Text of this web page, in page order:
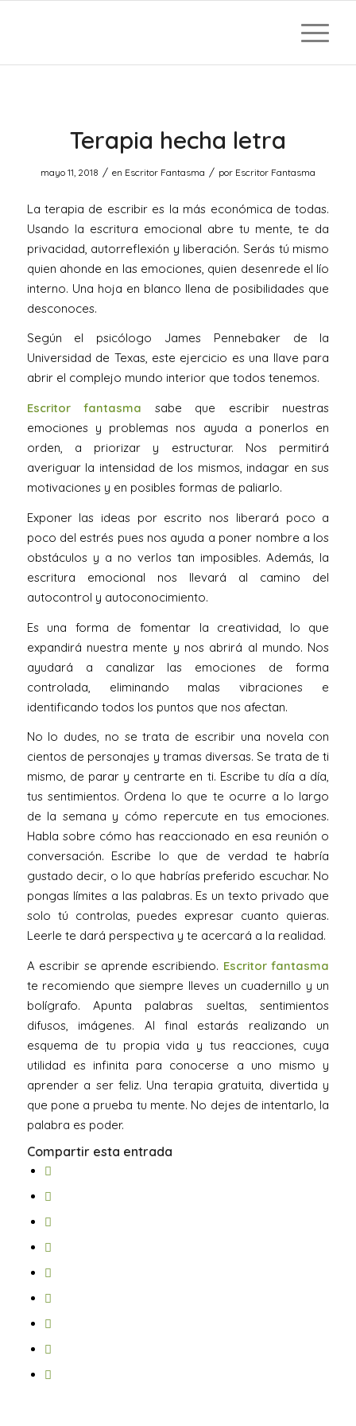
Terapia hecha letra
mayo 11, 2018 / en Escritor Fantasma / por Escritor Fantasma
La terapia de escribir es la más económica de todas.
Usando la escritura emocional abre tu mente, te da
privacidad, autorreflexión y liberación. Serás tú mismo
quien ahonde en las emociones, quien desenrede el lío
interno. Una hoja en blanco llena de posibilidades que
desconoces.
Según el psicólogo James Pennebaker de la
Universidad de Texas, este ejercicio es una llave para
abrir el complejo mundo interior que todos tenemos.
Escritor fantasma sabe que escribir nuestras
emociones y problemas nos ayuda a ponerlos en
orden, a priorizar y estructurar. Nos permitirá
averiguar la intensidad de los mismos, indagar en sus
motivaciones y en posibles formas de paliarlo.
Exponer las ideas por escrito nos liberará poco a
poco del estrés pues nos ayuda a poner nombre a los
obstáculos y a no verlos tan imposibles. Además, la
escritura emocional nos llevará al camino del
autocontrol y autoconocimiento.
Es una forma de fomentar la creatividad, lo que
expandirá nuestra mente y nos abrirá al mundo. Nos
ayudará a canalizar las emociones de forma
controlada, eliminando malas vibraciones e
identificando todos los puntos que nos afectan.
No lo dudes, no se trata de escribir una novela con
cientos de personajes y tramas diversas. Se trata de ti
mismo, de parar y centrarte en ti. Escribe tu día a día,
tus sentimientos. Ordena lo que te ocurre a lo largo
de la semana y cómo repercute en tus emociones.
Habla sobre cómo has reaccionado en esa reunión o
conversación. Escribe lo que de verdad te habría
gustado decir, o lo que habrías preferido escuchar. No
pongas límites a las palabras. Es un texto privado que
solo tú controlas, puedes expresar cuanto quieras.
Leerle te dará perspectiva y te acercará a la realidad.
A escribir se aprende escribiendo. Escritor fantasma
te recomiendo que siempre lleves un cuadernillo y un
bolígrafo. Apunta palabras sueltas, sentimientos
difusos, imágenes. Al final estarás realizando un
esquema de tu propia vida y tus reacciones, cuya
utilidad es infinita para conocerse a uno mismo y
aprender a ser feliz. Una terapia gratuita, divertida y
que pone a prueba tu mente. No dejes de intentarlo, la
palabra es poder.
Compartir esta entrada